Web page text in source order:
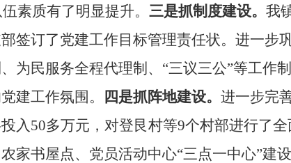
素质有了明显提升。 三是抓制度建设。 我
签订了党建工作目标管理责任状。进一步
为民服务全程代理制、“三议三公”等工作
建工作氛围。
四是抓阵地建设。 进一步完
入50多万元，对登艮村等9个村部进行了
书屋点、党员活动中心“三点一中心”建设